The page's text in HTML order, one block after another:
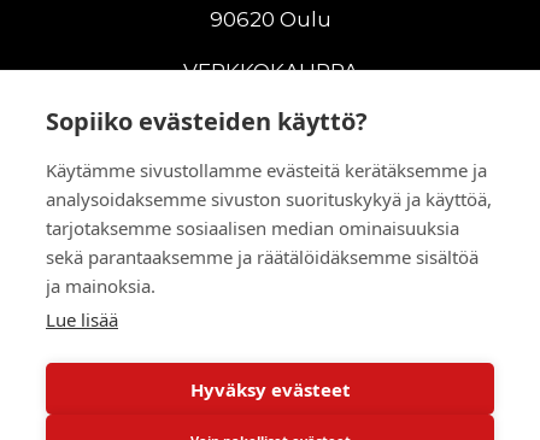
Sopiiko evästeiden käyttö?
Käytämme sivustollamme evästeitä kerätäksemme ja
analysoidaksemme sivuston suorituskykyä ja käyttöä,
tarjotaksemme sosiaalisen median ominaisuuksia
sekä parantaaksemme ja räätälöidäksemme sisältöä
ja mainoksia.
Lue lisää
Hyväksy evästeet
90620 Oulu
VERKKOKAUPPA
Uudet maanrakennuskoneet
Vuokrakoneet
Kampanjat
Vaihtokoneet
© 2026 RealMachinery Oy